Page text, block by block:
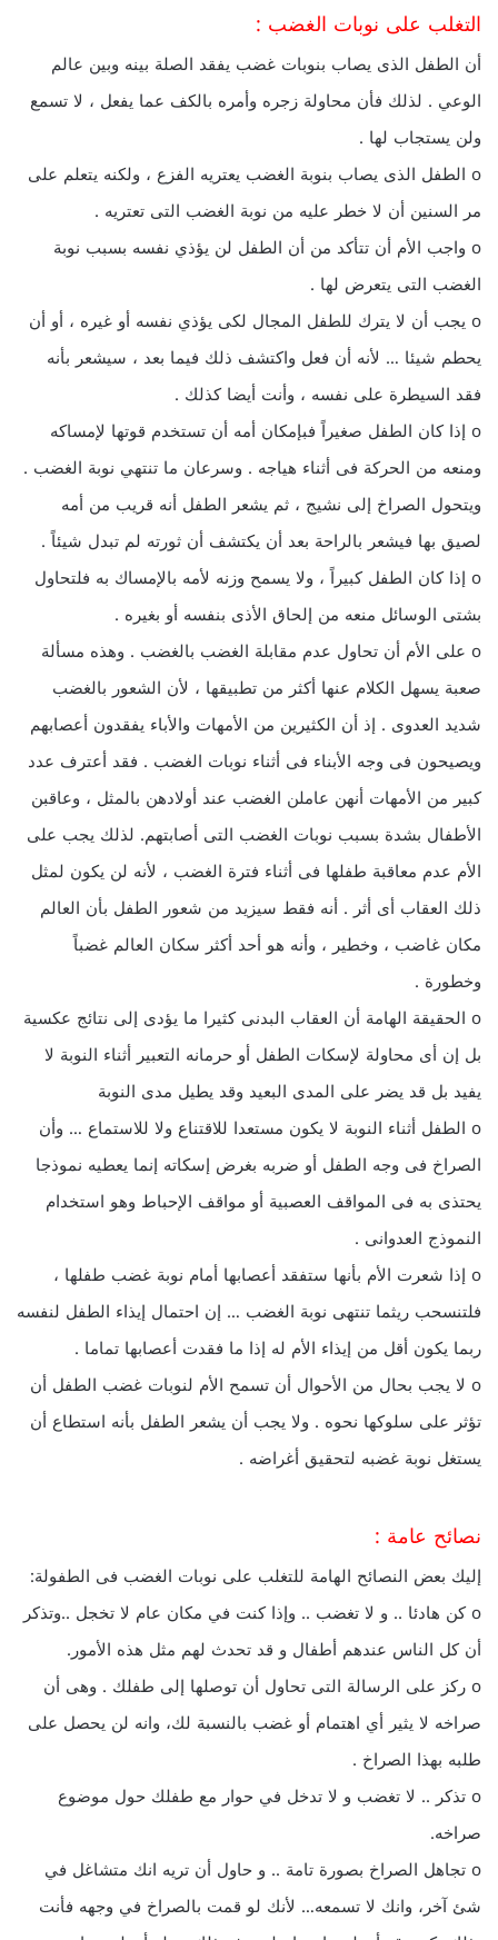
التغلب على نوبات الغضب :
أن الطفل الذى يصاب بنوبات غضب يفقد الصلة بينه وبين عالم
الوعي . لذلك فأن محاولة زجره وأمره بالكف عما يفعل ، لا تسمع
ولن يستجاب لها .
o الطفل الذى يصاب بنوبة الغضب يعتريه الفزع ، ولكنه يتعلم على
مر السنين أن لا خطر عليه من نوبة الغضب التى تعتريه .
o واجب الأم أن تتأكد من أن الطفل لن يؤذي نفسه بسبب نوبة
الغضب التى يتعرض لها .
o يجب أن لا يترك للطفل المجال لكى يؤذي نفسه أو غيره ، أو أن
يحطم شيئا … لأنه أن فعل واكتشف ذلك فيما بعد ، سيشعر بأنه
فقد السيطرة على نفسه ، وأنت أيضا كذلك .
o إذا كان الطفل صغيراً فبإمكان أمه أن تستخدم قوتها لإمساكه
ومنعه من الحركة فى أثناء هياجه . وسرعان ما تنتهي نوبة الغضب .
ويتحول الصراخ إلى نشيج ، ثم يشعر الطفل أنه قريب من أمه
لصيق بها فيشعر بالراحة بعد أن يكتشف أن ثورته لم تبدل شيئاً .
o إذا كان الطفل كبيراً ، ولا يسمح وزنه لأمه بالإمساك به فلتحاول
بشتى الوسائل منعه من إلحاق الأذى بنفسه أو بغيره .
o على الأم أن تحاول عدم مقابلة الغضب بالغضب . وهذه مسألة
صعبة يسهل الكلام عنها أكثر من تطبيقها ، لأن الشعور بالغضب
شديد العدوى . إذ أن الكثيرين من الأمهات والأباء يفقدون أعصابهم
ويصيحون فى وجه الأبناء فى أثناء نوبات الغضب . فقد أعترف عدد
كبير من الأمهات أنهن عاملن الغضب عند أولادهن بالمثل ، وعاقبن
الأطفال بشدة بسبب نوبات الغضب التى أصابتهم. لذلك يجب على
الأم عدم معاقبة طفلها فى أثناء فترة الغضب ، لأنه لن يكون لمثل
ذلك العقاب أى أثر . أنه فقط سيزيد من شعور الطفل بأن العالم
مكان غاضب ، وخطير ، وأنه هو أحد أكثر سكان العالم غضباً
وخطورة .
o الحقيقة الهامة أن العقاب البدنى كثيرا ما يؤدى إلى نتائج عكسية
بل إن أى محاولة لإسكات الطفل أو حرمانه التعبير أثناء النوبة لا
يفيد بل قد يضر على المدى البعيد وقد يطيل مدى النوبة
o الطفل أثناء النوبة لا يكون مستعدا للاقتناع ولا للاستماع … وأن
الصراخ فى وجه الطفل أو ضربه بغرض إسكاته إنما يعطيه نموذجا
يحتذى به فى المواقف العصبية أو مواقف الإحباط وهو استخدام
النموذج العدوانى .
o إذا شعرت الأم بأنها ستفقد أعصابها أمام نوبة غضب طفلها ،
فلتنسحب ريثما تنتهى نوبة الغضب … إن احتمال إيذاء الطفل لنفسه
ربما يكون أقل من إيذاء الأم له إذا ما فقدت أعصابها تماما .
o لا يجب بحال من الأحوال أن تسمح الأم لنوبات غضب الطفل أن
تؤثر على سلوكها نحوه . ولا يجب أن يشعر الطفل بأنه استطاع أن
يستغل نوبة غضبه لتحقيق أغراضه .
نصائح عامة :
إليك بعض النصائح الهامة للتغلب على نوبات الغضب فى الطفولة:
o كن هادئا .. و لا تغضب .. وإذا كنت في مكان عام لا تخجل ..وتذكر
أن كل الناس عندهم أطفال و قد تحدث لهم مثل هذه الأمور.
o ركز على الرسالة التى تحاول أن توصلها إلى طفلك . وهى أن
صراخه لا يثير أي اهتمام أو غضب بالنسبة لك، وانه لن يحصل على
طلبه بهذا الصراخ .
o تذكر .. لا تغضب و لا تدخل في حوار مع طفلك حول موضوع
صراخه.
o تجاهل الصراخ بصورة تامة .. و حاول أن تريه انك متشاغل في
شئ آخر، وانك لا تسمعه… لأنك لو قمت بالصراخ في وجهه فأنت